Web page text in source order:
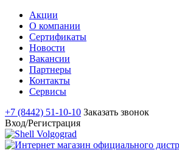
Акции
О компании
Сертификаты
Новости
Вакансии
Партнеры
Контакты
Сервисы
+7 (8442) 51-10-10 Заказать звонок
Вход/Регистрация